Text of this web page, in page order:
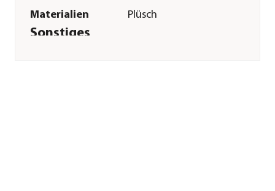
Materialien Plüsch
Sonstiges